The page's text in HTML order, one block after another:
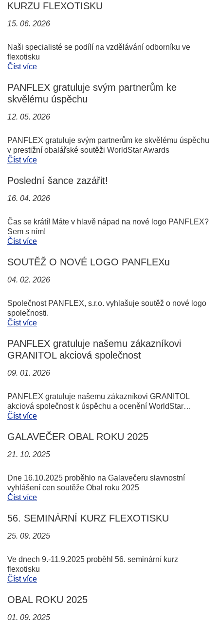
KURZU FLEXOTISKU
15. 06. 2026
Naši specialisté se podílí na vzdělávání odborníku ve
flexotisku
Číst více
PANFLEX gratuluje svým partnerům ke
skvělému úspěchu
12. 05. 2026
PANFLEX gratuluje svým partnerům ke skvělému úspěchu
v prestižní obalářské soutěži WorldStar Awards
Číst více
Poslední šance zazářit!
16. 04. 2026
Čas se krátí! Máte v hlavě nápad na nové logo PANFLEX?
Sem s ním!
Číst více
SOUTĚŽ O NOVÉ LOGO PANFLEXu
04. 02. 2026
Společnost PANFLEX, s.r.o. vyhlašuje soutěž o nové logo
společnosti.
Číst více
PANFLEX gratuluje našemu zákazníkovi
GRANITOL akciová společnost
09. 01. 2026
PANFLEX gratuluje našemu zákazníkovi GRANITOL
akciová společnost k úspěchu a ocenění WorldStar…
Číst více
GALAVEČER OBAL ROKU 2025
21. 10. 2025
Dne 16.10.2025 proběhlo na Galavečeru slavnostní
vyhlášení cen soutěže Obal roku 2025
Číst více
56. SEMINÁRNÍ KURZ FLEXOTISKU
25. 09. 2025
Ve dnech 9.-11.9.2025 proběhl 56. seminární kurz
flexotisku
Číst více
OBAL ROKU 2025
01. 09. 2025